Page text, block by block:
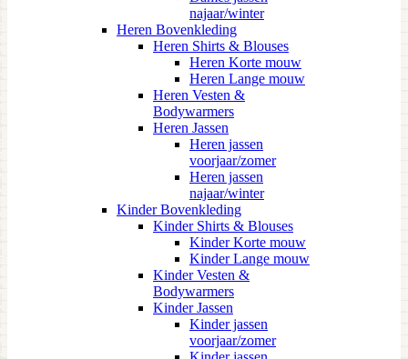
najaar/winter
Heren Bovenkleding
Heren Shirts & Blouses
Heren Korte mouw
Heren Lange mouw
Heren Vesten &
Bodywarmers
Heren Jassen
Heren jassen
voorjaar/zomer
Heren jassen
najaar/winter
Kinder Bovenkleding
Kinder Shirts & Blouses
Kinder Korte mouw
Kinder Lange mouw
Kinder Vesten &
Bodywarmers
Kinder Jassen
Kinder jassen
voorjaar/zomer